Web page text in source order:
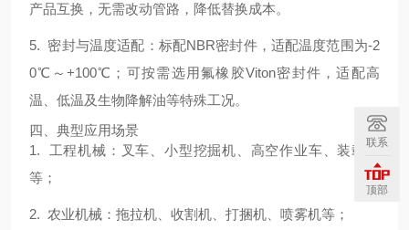
产品互换，无需改动管路，降低替换成本。
5. 密封与温度适配：标配NBR密封件，适配温度范围为‑2
0℃～+100℃；可按需选用氟橡胶Viton密封件，适配高
温、低温及生物降解油等特殊工况。
四、典型应用场景
1. 工程机械：叉车、小型挖掘机、高空作业车、装载机
等；
2. 农业机械：拖拉机、收割机、打捆机、喷雾机等；
联系
顶部